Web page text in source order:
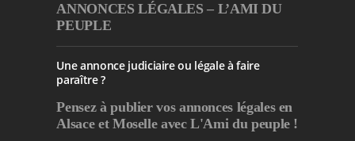
ANNONCES LÉGALES – L’AMI DU
PEUPLE
Une annonce judiciaire ou légale à faire
paraître ?
Pensez à publiervos annonces légales en
Alsace et Moselle avec L'Ami du peuple !